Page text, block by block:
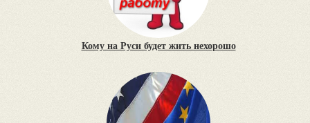
Кому на Руси будет жить нехорошо